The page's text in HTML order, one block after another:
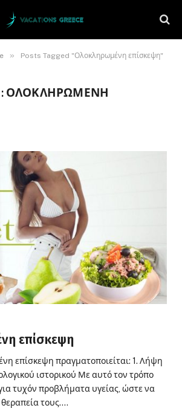
» Posts Tagged "Ολοκληρωμένη επίσκεψη"
ΟΛΟΚΛΗΡΩΜΈΝΗ
επίσκεψη
επίσκεψη πραγματοποιείται: 1. Λήψη
ιστορικού Με αυτό τον τρόπο
τυχόν προβλήματα υγείας, ώστε να
τους.…